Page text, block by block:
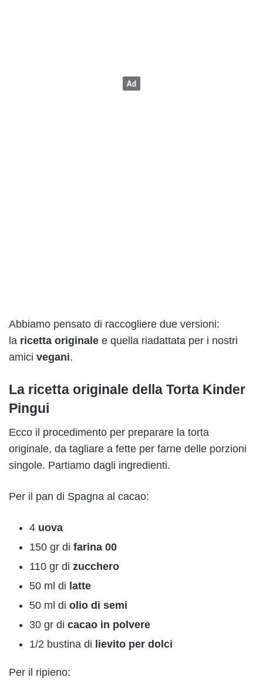
Abbiamo pensato di raccogliere due versioni:
la ricetta originale e quella riadattata per i nostri
amici vegani.
La ricetta originale della Torta Kinder
Pingui
Ecco il procedimento per preparare la torta
originale, da tagliare a fette per farne delle porzioni
singole. Partiamo dagli ingredienti.
Per il pan di Spagna al cacao:
4 uova
150 gr di farina 00
110 gr di zucchero
50 ml di latte
50 ml di olio di semi
30 gr di cacao in polvere
1/2 bustina di lievito per dolci
Per il ripieno: